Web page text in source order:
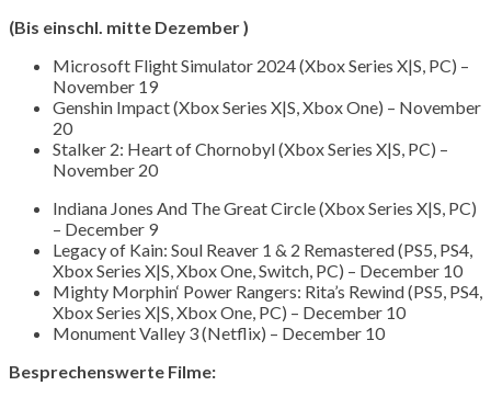
(Bis einschl. mitte Dezember )
Microsoft Flight Simulator 2024 (Xbox Series X|S, PC) –
November 19
Genshin Impact (Xbox Series X|S, Xbox One) – November
20
Stalker 2: Heart of Chornobyl (Xbox Series X|S, PC) –
November 20
Indiana Jones And The Great Circle (Xbox Series X|S, PC)
– December 9
Legacy of Kain: Soul Reaver 1 & 2 Remastered (PS5, PS4,
Xbox Series X|S, Xbox One, Switch, PC) – December 10
Mighty Morphin‘ Power Rangers: Rita’s Rewind (PS5, PS4,
Xbox Series X|S, Xbox One, PC) – December 10
Monument Valley 3 (Netflix) – December 10
Besprechenswerte Filme: